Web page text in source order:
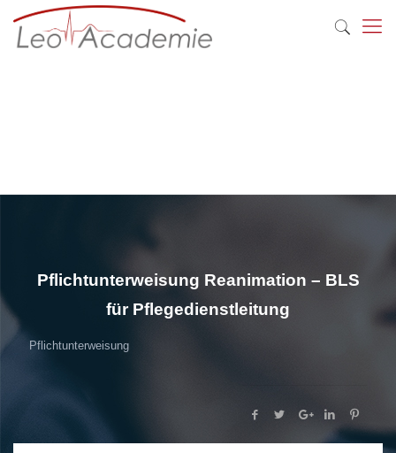
Pflichtunterweisung Reanimation – BLS
für Pflegedienstleitung
Pflichtunterweisung